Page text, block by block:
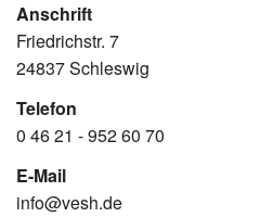
Spenden
Anschrift
Friedrichstr. 7
24837 Schleswig
Telefon
0 46 21 - 952 60 70
E-Mail
info@vesh.de